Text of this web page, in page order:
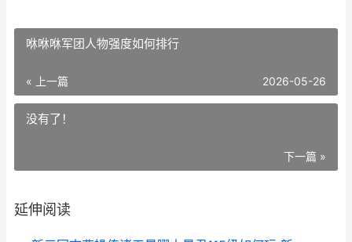
咻咻咻军团人物强度如何排行
« 上一篇 2026-05-26
没有了！
下一篇 »
延伸阅读